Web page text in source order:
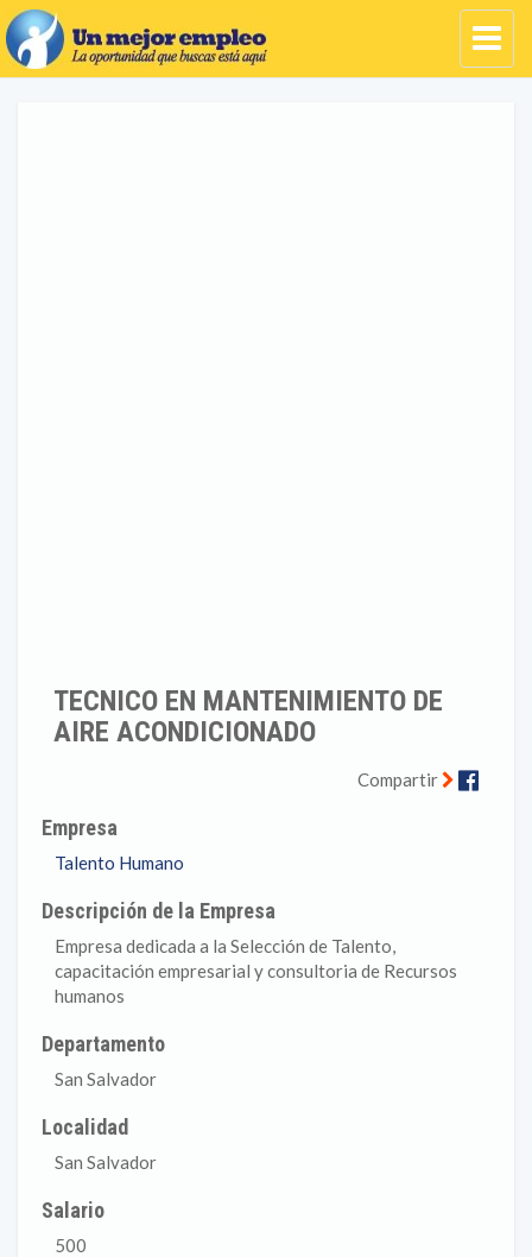
TECNICO EN MANTENIMIENTO DE
AIRE ACONDICIONADO
Compartir
Empresa
Talento Humano
Descripción de la Empresa
Empresa dedicada a la Selección de Talento,
capacitación empresarial y consultoria de Recursos
humanos
Departamento
San Salvador
Localidad
San Salvador
Salario
500